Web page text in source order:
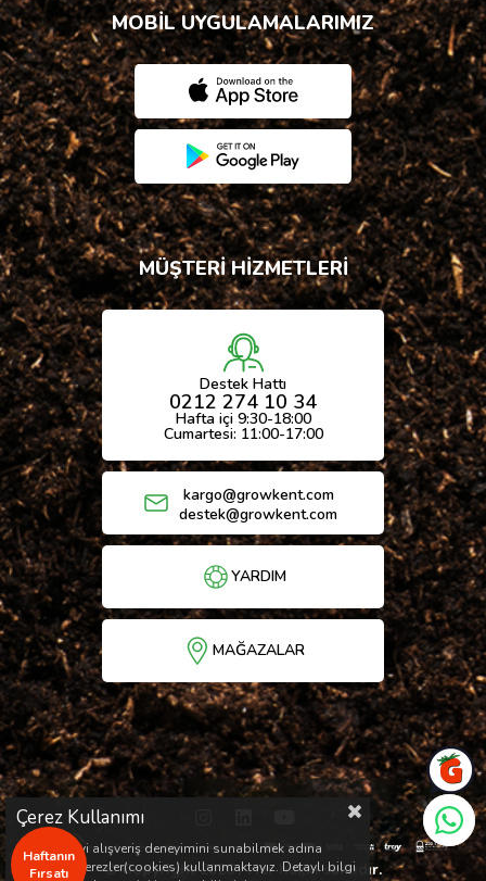
MOBİL UYGULAMALARIMIZ
MÜŞTERİ HİZMETLERİ
Destek Hattı
0212 274 10 34
Hafta içi 9:30-18:00
Cumartesi: 11:00-17:00
kargo@growkent.com
destek@growkent.com
YARDIM
MAĞAZALAR
Haftanın
Fırsatı
© Copyright 2026 / Her hakkı saklıdır.
Çerez Kullanımı
Sizlere en iyi alışveriş deneyimini sunabilmek adına
sitemizde çerezler(cookies) kullanmaktayız. Detaylı bilgi